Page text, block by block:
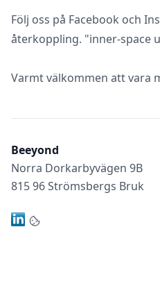
Följ oss på Facebook och
återkoppling. "inner-space
Varmt välkommen att vara
Beeyond
Norra Dorkarbyvägen 9B
815 96 Strömsbergs Bruk